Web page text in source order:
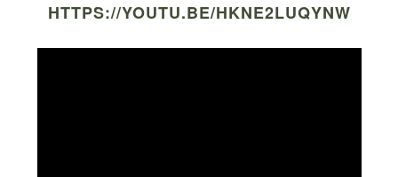
HTTPS://YOUTU.BE/HKNE2LUQYNW